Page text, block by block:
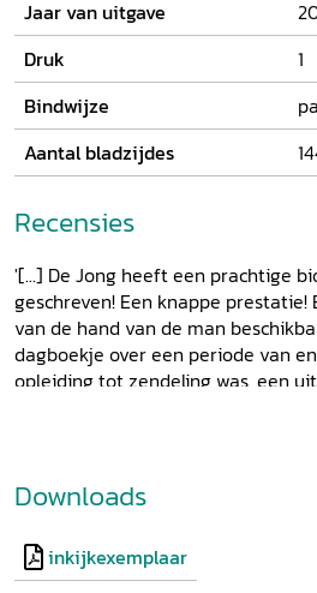
Daarna probeerde hij opnieuw
Hervormde Kerk. Een unieke stap,
predikant een dergelijk verzoek
ging niet op. Weer lid worden
dominee worden in de Hervormde
bij.
Jaar van uitgave
Druk
1
Bindwijze
Aantal bladzijdes
Recensies
'[...] De Jong heeft een prachtige
geschreven! Een knappe
van de hand van de man
dagboekje over een periode van
opleiding tot zendeling was, een
paar officiële brieven.[...]' - Dr. Jan
Downloads
inkijkexemplaar